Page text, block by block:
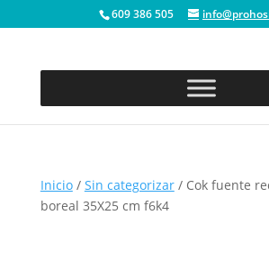
609 386 505
Inicio/ Sin categorizar/ Cok fuente
boreal 35X25 cm f6k4